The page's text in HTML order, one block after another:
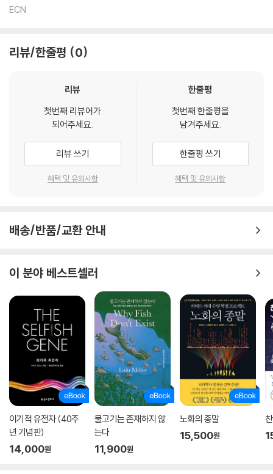
ECN
리뷰/한줄평 0
리뷰
첫번째 리뷰어가
되어주세요.
리뷰 쓰기
혜택 및 유의사항
한줄평
첫번째 한줄평을
남겨주세요.
한줄평 쓰기
혜택 및 유의사항
배송/반품/교환 안내
이 분야 베스트셀러
이기적 유전자 (40주
년 기념판)
14,000원
물고기는 존재하지 않
는다
11,900원
노화의 종말
15,500원